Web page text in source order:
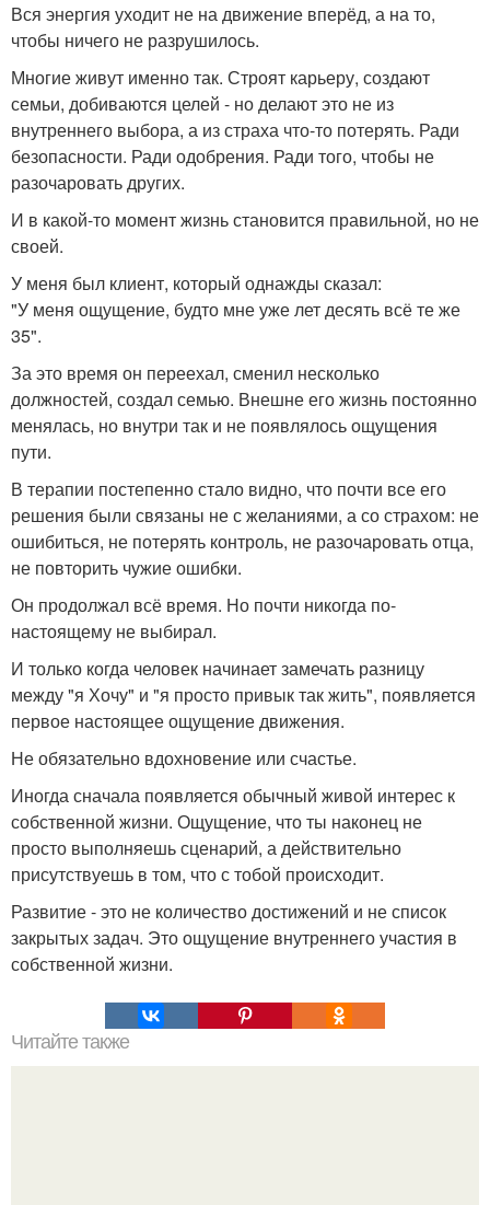
Вся энергия уходит не на движение вперёд, а на то,
чтобы ничего не разрушилось.
Многие живут именно так. Строят карьеру, создают
семьи, добиваются целей - но делают это не из
внутреннего выбора, а из страха что-то потерять. Ради
безопасности. Ради одобрения. Ради того, чтобы не
разочаровать других.
И в какой-то момент жизнь становится правильной, но не
своей.
У меня был клиент, который однажды сказал:
"У меня ощущение, будто мне уже лет десять всё те же
35".
За это время он переехал, сменил несколько
должностей, создал семью. Внешне его жизнь постоянно
менялась, но внутри так и не появлялось ощущения
пути.
В терапии постепенно стало видно, что почти все его
решения были связаны не с желаниями, а со страхом: не
ошибиться, не потерять контроль, не разочаровать отца,
не повторить чужие ошибки.
Он продолжал всё время. Но почти никогда по-
настоящему не выбирал.
И только когда человек начинает замечать разницу
между "я Хочу" и "я просто привык так жить", появляется
первое настоящее ощущение движения.
Не обязательно вдохновение или счастье.
Иногда сначала появляется обычный живой интерес к
собственной жизни. Ощущение, что ты наконец не
просто выполняешь сценарий, а действительно
присутствуешь в том, что с тобой происходит.
Развитие - это не количество достижений и не список
закрытых задач. Это ощущение внутреннего участия в
собственной жизни.
Читайте также